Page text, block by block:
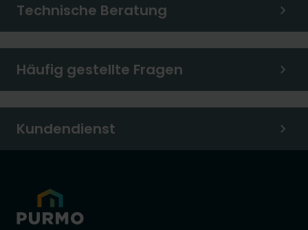
Technische Beratung
Häufig gestellte Fragen
Kundendienst